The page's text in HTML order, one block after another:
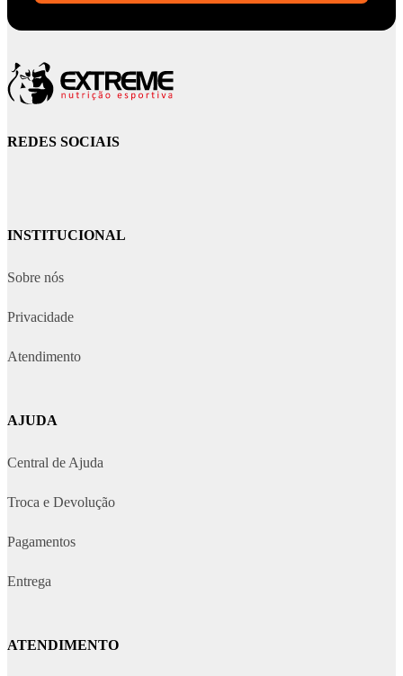
REDES SOCIAIS
INSTITUCIONAL
Sobre nós
Privacidade
Atendimento
AJUDA
Central de Ajuda
Troca e Devolução
Pagamentos
Entrega
ATENDIMENTO